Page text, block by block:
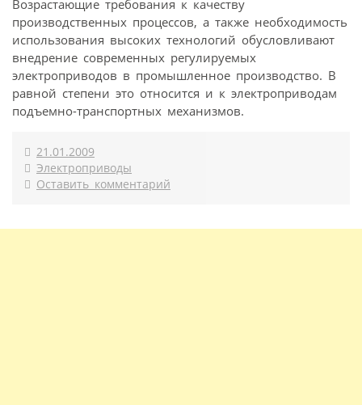
Возрастающие требования к качеству
производственных процессов, а также необходимость
использования высоких технологий обусловливают
внедрение современных регулируемых
электроприводов в промышленное производство. В
равной степени это относится и к электроприводам
подъемно-транспортных механизмов.
21.01.2009
Электроприводы
Оставить комментарий